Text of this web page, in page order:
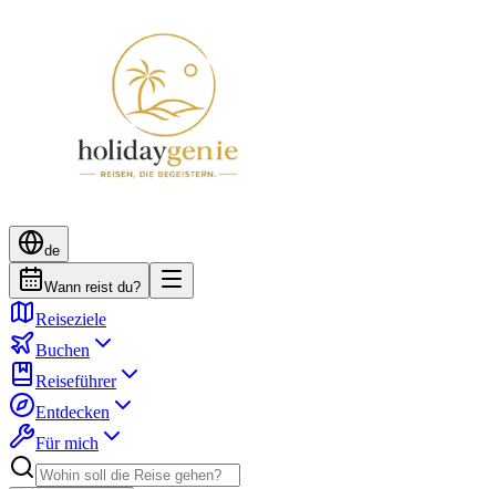
de
Wann reist du?
Reiseziele
Buchen
Reiseführer
Entdecken
Für mich